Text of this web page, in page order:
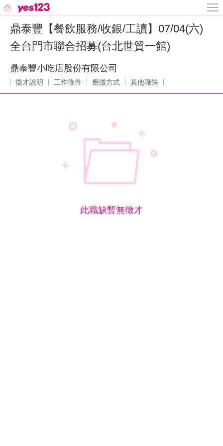
鼎泰豐【餐飲服務/收銀/工讀】07/04(六)
全台門市聯合招募(台北世貿一館)
鼎泰豐小吃店股份有限公司
徵才說明 工作條件 應徵方式 其他職缺
此職缺暫無徵才